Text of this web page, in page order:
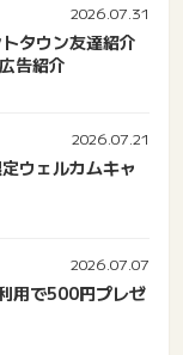
2026.07.31
タウン友達紹介
告紹介
2026.07.21
ウェルカムキャ
2026.07.07
用で500円プレゼ